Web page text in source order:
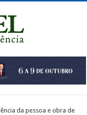
da pessoa e obra de